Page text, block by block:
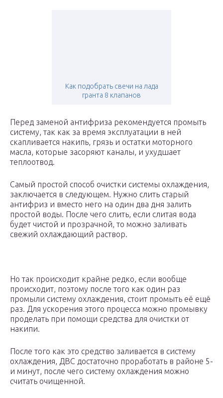
Как подобрать свечи на лада
гранта 8 клапанов
Перед заменой антифриза рекомендуется промыть
систему, так как за время эксплуатации в ней
скапливается накипь, грязь и остатки моторного
масла, которые засоряют каналы, и ухудшает
теплоотвод.
Самый простой способ очистки системы охлаждения,
заключается в следующем. Нужно слить старый
антифриз и вместо него на один два дня залить
простой воды. После чего слить, если слитая вода
будет чистой и прозрачной, то можно заливать
свежий охлаждающий раствор.
Но так происходит крайне редко, если вообще
происходит, поэтому после того как один раз
промыли систему охлаждения, стоит промыть её ещё
раз. Для ускорения этого процесса можно промывку
проделать при помощи средства для очистки от
накипи.
После того как это средство заливается в систему
охлаждения, ДВС достаточно проработать в районе 5-
и минут, после чего систему охлаждения можно
считать очищенной.